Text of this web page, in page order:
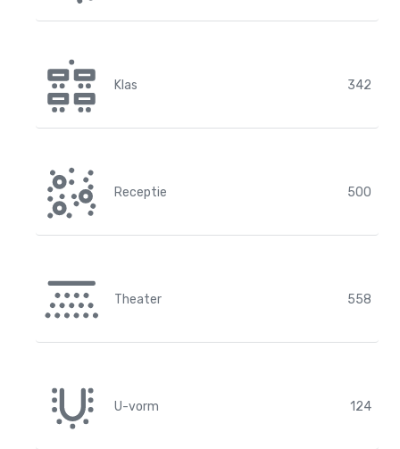
Klas 342
Receptie 500
Theater 558
U-vorm 124